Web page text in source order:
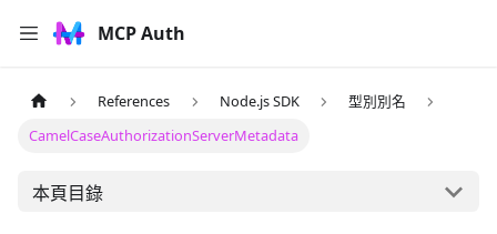
MCP Auth
References Node.js SDK
型別別名
CamelCaseAuthorizationServerMetadata
本頁目錄